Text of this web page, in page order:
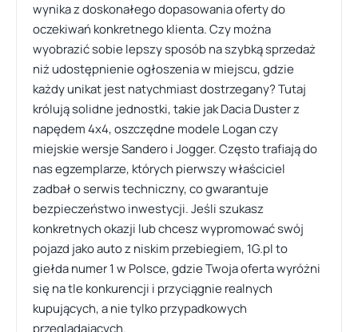
wynika z doskonałego dopasowania oferty do
oczekiwań konkretnego klienta. Czy można
wyobrazić sobie lepszy sposób na szybką sprzedaż
niż udostępnienie ogłoszenia w miejscu, gdzie
każdy unikat jest natychmiast dostrzegany? Tutaj
królują solidne jednostki, takie jak Dacia Duster z
napędem 4x4, oszczędne modele Logan czy
miejskie wersje Sandero i Jogger. Często trafiają do
nas egzemplarze, których pierwszy właściciel
zadbał o serwis techniczny, co gwarantuje
bezpieczeństwo inwestycji. Jeśli szukasz
konkretnych okazji lub chcesz wypromować swój
pojazd jako auto z niskim przebiegiem, 1G.pl to
giełda numer 1 w Polsce, gdzie Twoja oferta wyróżni
się na tle konkurencji i przyciągnie realnych
kupujących, a nie tylko przypadkowych
przeglądających.